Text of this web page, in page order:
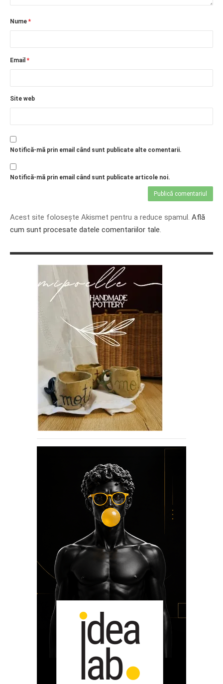
Nume *
Email *
Site web
Notifică-mă prin email când sunt publicate alte comentarii.
Notifică-mă prin email când sunt publicate articole noi.
Acest site folosește Akismet pentru a reduce spamul. Află
cum sunt procesate datele comentariilor tale.